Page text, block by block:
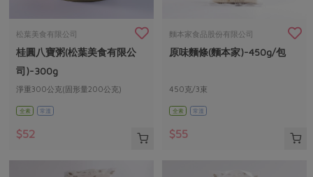
松葉美食有限公司
桂圓八寶粥(松葉美食有限公
司)-300g
淨重300公克(固形量200公克)
全素 常溫
$52
麵本家食品股份有限公司
原味麵條(麵本家)-450g/包
450克/3束
全素 常溫
$55